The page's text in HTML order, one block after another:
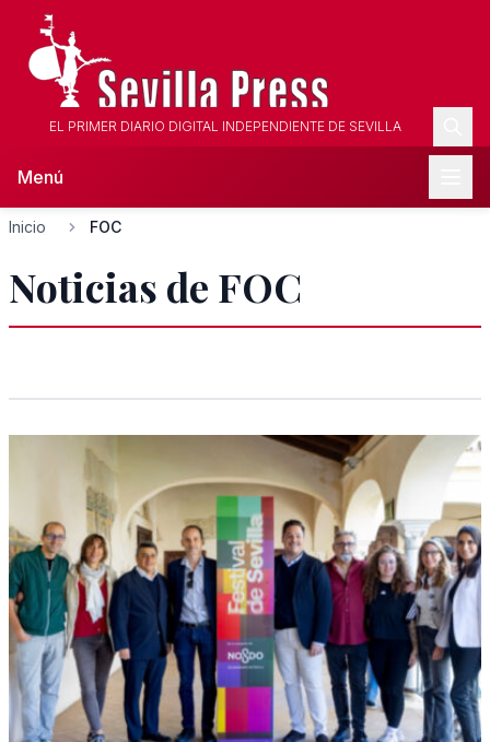
EL PRIMER DIARIO DIGITAL INDEPENDIENTE DE SEVILLA
Menú
Inicio FOC
Noticias de FOC